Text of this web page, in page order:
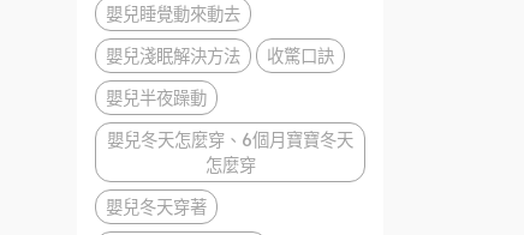
嬰兒睡覺動來動去
嬰兒淺眠解決方法
收驚口訣
嬰兒半夜躁動
嬰兒冬天怎麼穿、6個月寶寶冬天
怎麼穿
嬰兒冬天穿著